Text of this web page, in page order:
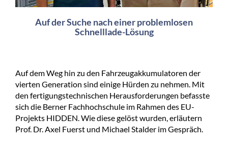
Auf der Suche nach einer problemlosen
Schnelllade-Lösung
Auf dem Weg hin zu den Fahrzeugakkumulatoren der
vierten Generation sind einige Hürden zu nehmen. Mit
den fertigungstechnischen Herausforderungen befasste
sich die Berner Fachhochschule im Rahmen des EU-
Projekts HIDDEN. Wie diese gelöst wurden, erläutern
Prof. Dr. Axel Fuerst und Michael Stalder im Gespräch.